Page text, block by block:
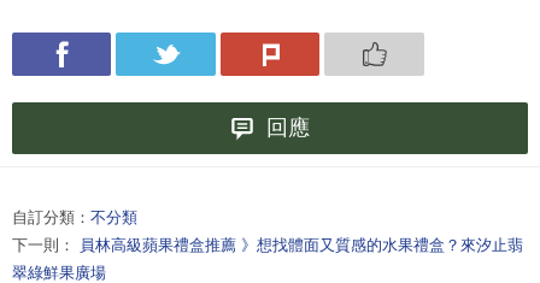
回應
自訂分類： 不分類
下一則：
員林高級蘋果禮盒推薦 》想找體面又質感的水果禮盒？來汐止翡
翠綠鮮果廣場